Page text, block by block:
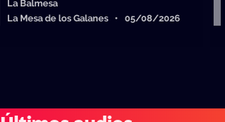
La Balmesa
La Mesa de los Galanes • 05/08/2026